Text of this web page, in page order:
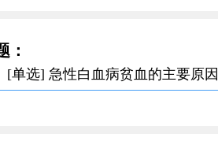
：
[单选] 急性白血病贫血的主要原因